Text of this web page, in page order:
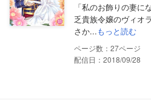
「私のお飾りの妻に
乏貴族令嬢のヴィオ
さか...もっと読む
27
配信日：2018/09/28